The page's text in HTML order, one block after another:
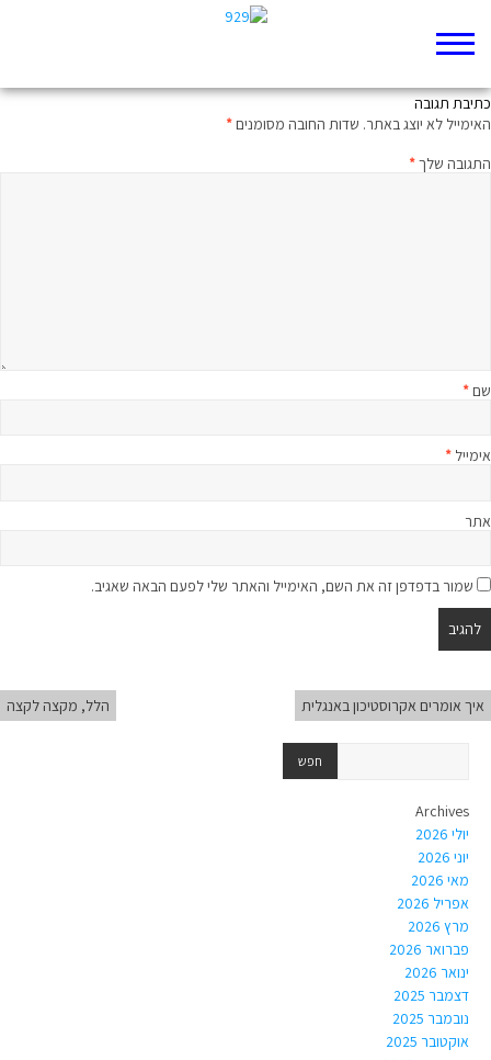
כתיבת תגובה
האימייל לא יוצג באתר. שדות החובה מסומנים*
התגובה שלך*
שם*
אימייל *
אתר
שמור בדפדפן זה את השם, האימייל והאתר שלי לפעם הבאה שאגיב.
איך אומרים אקרוסטיכון באנגלית הלל, מקצה לקצה
Archives
יולי 2026
יוני 2026
מאי 2026
אפריל 2026
מרץ 2026
פברואר 2026
ינואר 2026
דצמבר 2025
נובמבר 2025
אוקטובר 2025